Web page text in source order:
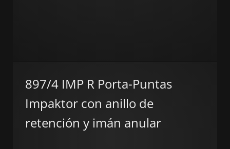
897/4 IMP R Porta-Puntas
Impaktor con anillo de
retención y imán anular